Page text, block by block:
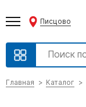
Писцово
Главная Каталог